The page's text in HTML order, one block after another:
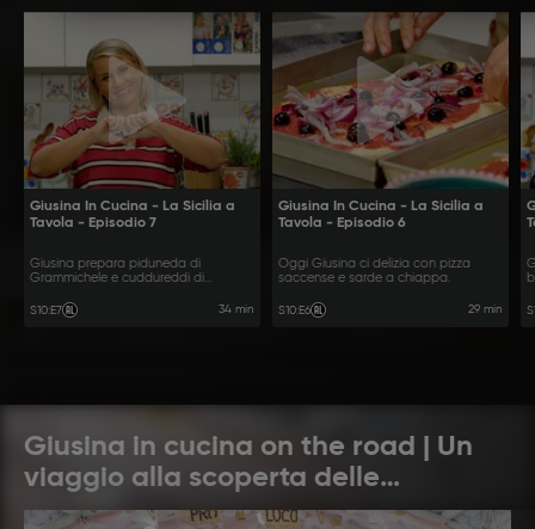
Giusina In Cucina - La Sicilia a
Tavola - Episodio 7
Giusina prepara piduneda di
Grammichele e cuddureddi di
S10:E7 34 min
Giusina In Cucina - La Sicilia a
Tavola - Episodio 6
Oggi Giusina ci delizia con pizza
saccense e sarde a chiappa.
S10:E6 29 min
Giusina in cucina on the road | Un
viaggio alla scoperta delle
meraviglie culinarie siciliane più